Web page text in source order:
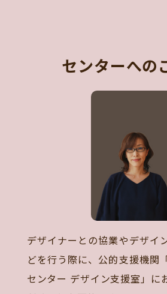
センターへの
デザイナーとの協業やデザイ
どを行う際に、公的支援機関
センター デザイン支援室」に